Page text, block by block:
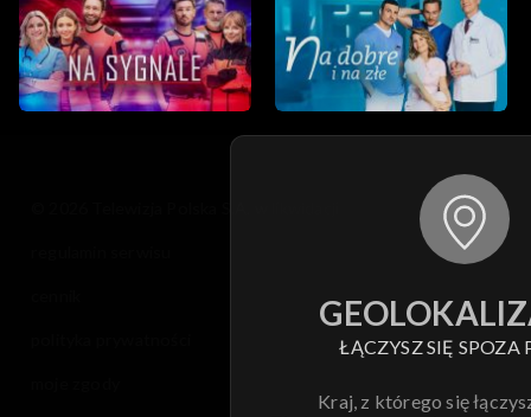
ŁĄCZYSZ SIĘ SPOZA
Kraj, z którego się